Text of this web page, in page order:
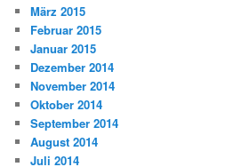
März 2015
Februar 2015
Januar 2015
Dezember 2014
November 2014
Oktober 2014
September 2014
August 2014
Juli 2014